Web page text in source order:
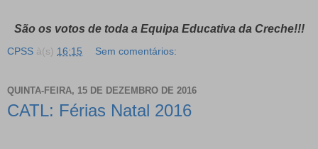
São os votos de toda a Equipa Educativa da Creche!!!
CPSS à(s) 16:15 Sem comentários:
QUINTA-FEIRA, 15 DE DEZEMBRO DE 2016
CATL: Férias Natal 2016